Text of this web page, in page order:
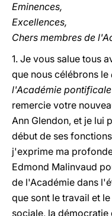
Eminences,
Excellences,
Chers membres de
1. Je vous salue tous
que nous célébrons le
l'Académie
remercie votre
Ann Glendon, et je lui
début de ses
j'exprime ma
Edmond Malinvaud
de l'Académie dans
que sont le travail et
sociale, la démocratie